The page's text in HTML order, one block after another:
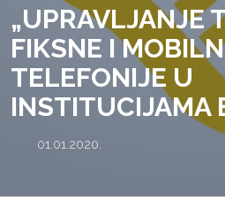
„UPRAVLJANJE
FIKSNE I
TELEFONIJE U
INSTITUCIJAMA
01.01.2020.